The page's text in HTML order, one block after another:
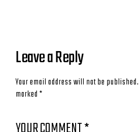
Leave a Reply
Your email address will not be published.
marked*